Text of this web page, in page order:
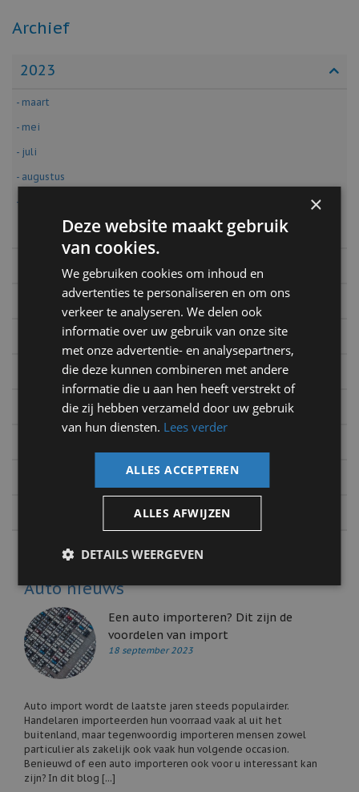
Archief
2023
- maart
- mei
- juli
- augustus
- september
Auto nieuws
Een auto importeren? Dit zijn de
voordelen van import
18 september 2023
Auto import wordt de laatste jaren steeds populairder.
Handelaren importeerden hun voorraad vaak al uit het
buitenland, maar tegenwoordig importeren mensen zowel
particulier als zakelijk ook vaak hun volgende occasion.
Benieuwd of een auto importeren ook voor u interessant kan
zijn? In dit blog [...]
×
Deze website maakt gebruik
van cookies.
We gebruiken cookies om inhoud en
advertenties te personaliseren en om ons
verkeer te analyseren. We delen ook
informatie over uw gebruik van onze site
met onze advertentie- en analysepartners,
die deze kunnen combineren met andere
informatie die u aan hen heeft verstrekt of
die zij hebben verzameld door uw gebruik
van hun diensten. Lees verder
ALLES ACCEPTEREN
ALLES AFWIJZEN
DETAILS WEERGEVEN